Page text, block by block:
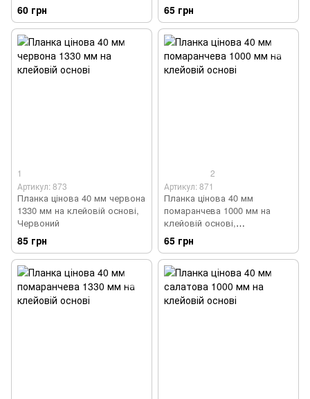
60 грн 65 грн
1
Артикул: 873
Планка цінова 40 мм червона
1330 мм на клейовій основі,
Червоний
85 грн
2
Артикул: 871
Планка цінова 40 мм
помаранчева 1000 мм на
клейовій основі,
Помаранчевий
65 грн